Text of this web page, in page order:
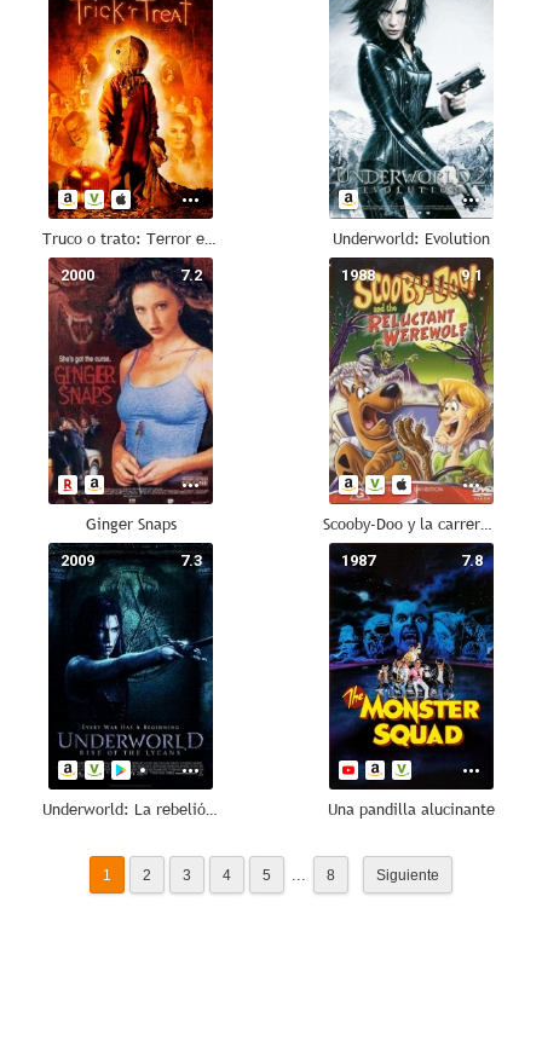
Truco o trato: Terror en Halloween Underworld: Evolution
7.2
2000
Ginger Snaps
9.1
1988
Scooby-Doo y la carrera de los monstruos
7.3
2009
Underworld: La rebelión de los licántropos
7.8
1987
Una pandilla alucinante
1 2 3 4 5 ... 8 Siguiente